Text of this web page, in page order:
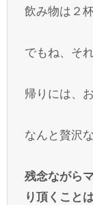
飲み物は２
でもね、そ
帰りには、
なんと贅沢
残念ながら
り頂くこと